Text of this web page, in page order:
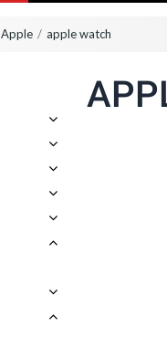
apple watch